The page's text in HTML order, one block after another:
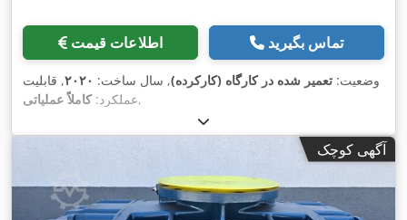
اطلاعات قیمت تماس بگیرید
وضعیت: تعمیر شده در کارگاه (کارکرده), سال ساخت: ۲۰۲۰, قابلیت
عملکرد:کاملاً عملیاتی ,
آگهی کوچک